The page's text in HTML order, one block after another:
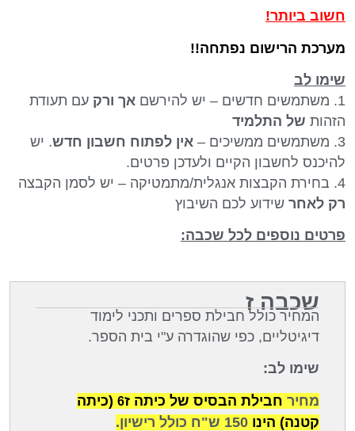
חשוב ביותר!
מערכת הרישום נפתחה!!
שימו לב
1. משתמשים חדשים – יש להירשם
אך ורק עם תעודת
הזהות של התלמיד
3. משתמשים ממשיכים –
אין לפתוח חשבון חדש. יש
להיכנס לחשבון הקיים ולעדכן פרטים.
4. בחירת הקבצות אנגלית/מתמטיקה – יש לסמן הקבצה
רק לאחר שידוע לכם השיבוץ
פרטים נוספים לכל שכבה:
שכבה ז
המחיר כולל חבילת ספרים ותכני לימוד
דיגיטליים, כפי שהוגדרה ע"י בית הספר.
שימו לב:
מחיר חבילת הבסיס של כיתה ז6 (כיתה
קטנה) הינו